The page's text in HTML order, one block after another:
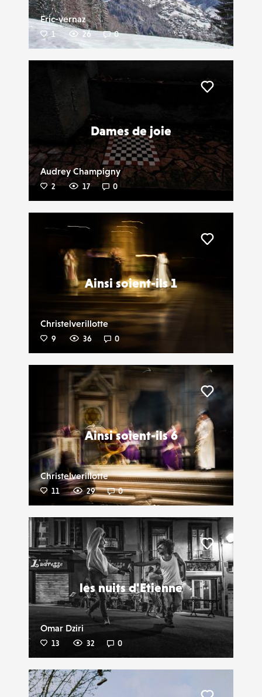
Eric-vernaz
1 26 0
Dames de joie
Audrey Champigny
2 17 0
Ainsi soient-ils 1
Christelverillotte
9 36 0
Ainsi soient-ils 6
Christelverillotte
11 29 0
les nuits d'Etienne
Omar Dziri
13 32 0